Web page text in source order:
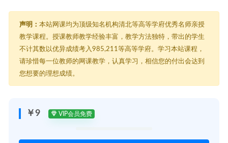
├─ 01.编剧心理课（一）
│ ├─ 01.第一课 性格分析与电影
│ │ ├─ 02.第2节 个案分析：《纸牌屋》主角Fran.mp4
│ │ └─ 03.第3节 课程大纲.mp4
│ ├─ 02.第二课 性格分析理论的历史发展
│ │ ├─ 01.第一节 性格与性格分析.mp4
│ │ ├─ 05.第五节 客体关系学派的贡献.mp4
│ │ ├─ 06.第六节 自我发展，自恋和依恋.mp4
│ │ ├─ 08.生物性因素与反社会人格.mp4
声明： 本站网课均为顶级知名机构清北等高等学府优秀名师亲授
教学课程。授课教师教学经验丰富，教学方法独特，带出的学生
不计其数以优异成绩考入985,211等高等学府。学习本站课程，
请珍惜每一位教师的网课教学，认真学习，相信您的付出会达到
您想要的理想成绩。
￥9 VIP会员免费